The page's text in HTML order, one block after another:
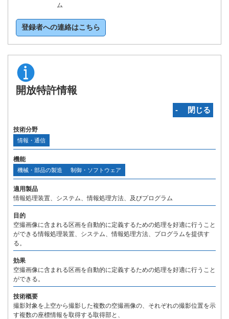
ム
登録者への連絡はこちら
開放特許情報
‐ 閉じる
技術分野
情報・通信
機能
機械・部品の製造 制御・ソフトウェア
適用製品
情報処理装置、システム、情報処理方法、及びプログラム
目的
空撮画像に含まれる区画を自動的に定義するための処理を好適に行うこと
ができる情報処理装置、システム、情報処理方法、プログラムを提供す
る。
効果
空撮画像に含まれる区画を自動的に定義するための処理を好適に行うこと
ができる。
技術概要
撮影対象を上空から撮影した複数の空撮画像の、それぞれの撮影位置を示
す複数の座標情報を取得する取得部と、